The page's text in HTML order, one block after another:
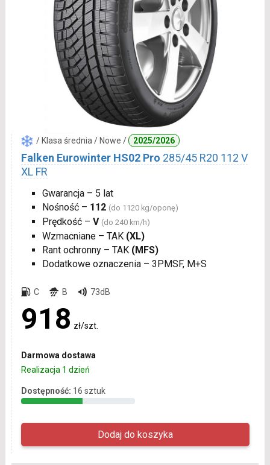
/ Klasa średnia / Nowe / 2025/2026
Falken Eurowinter HS02 Pro 285/45 R20 112 V
XL FR
Gwarancja – 5 lat
Nośność – 112 (do 1120 kg/oponę)
Prędkość – V (do 240 km/h)
Wzmacniane – TAK (XL)
Rant ochronny – TAK (MFS)
Dodatkowe oznaczenia – 3PMSF, M+S
C B 73dB
918 zł/szt.
Darmowa dostawa
Realizacja 1 dzień
Dostępność: 16 sztuk